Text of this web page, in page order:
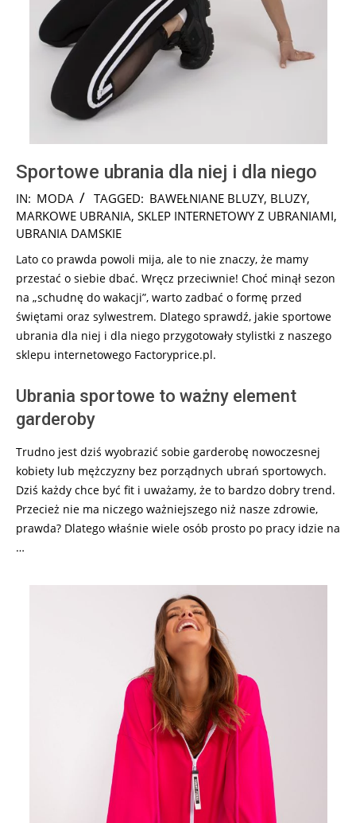
Sportowe ubrania dla niej i dla niego
2024-
03-
15
IN: MODA TAGGED: BAWEŁNIANE BLUZY, BLUZY,
MARKOWE UBRANIA, SKLEP INTERNETOWY Z UBRANIAMI,
UBRANIA DAMSKIE
Lato co prawda powoli mija, ale to nie znaczy, że mamy
przestać o siebie dbać. Wręcz przeciwnie! Choć minął sezon
na „schudnę do wakacji”, warto zadbać o formę przed
świętami oraz sylwestrem. Dlatego sprawdź, jakie sportowe
ubrania dla niej i dla niego przygotowały stylistki z naszego
sklepu internetowego Factoryprice.pl.
Ubrania sportowe to ważny element
garderoby
Trudno jest dziś wyobrazić sobie garderobę nowoczesnej
kobiety lub mężczyzny bez porządnych ubrań sportowych.
Dziś każdy chce być fit i uważamy, że to bardzo dobry trend.
Przecież nie ma niczego ważniejszego niż nasze zdrowie,
prawda? Dlatego właśnie wiele osób prosto po pracy idzie na
…